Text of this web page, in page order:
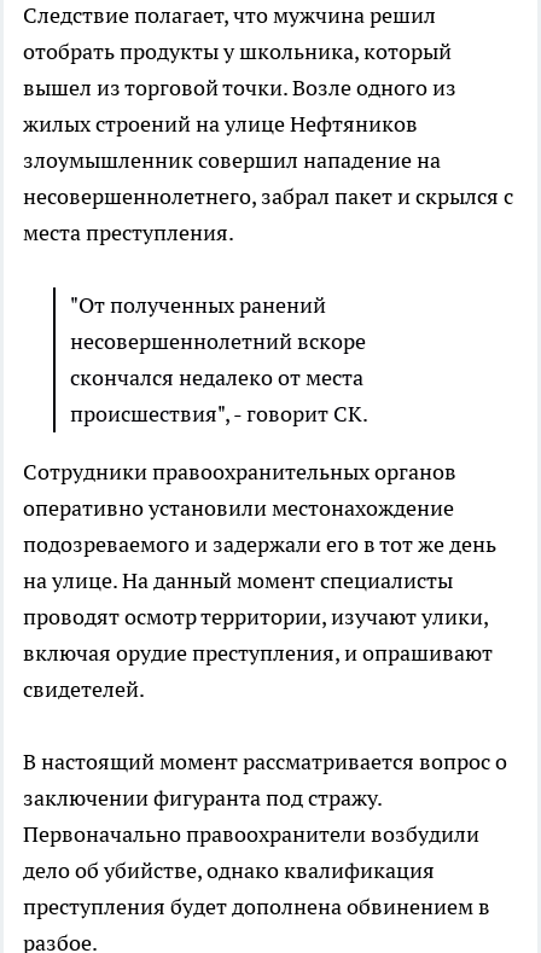
Следствие полагает, что мужчина решил
отобрать продукты у школьника, который
вышел из торговой точки. Возле одного из
жилых строений на улице Нефтяников
злоумышленник совершил нападение на
несовершеннолетнего, забрал пакет и скрылся с
места преступления.
"От полученных ранений
несовершеннолетний вскоре
скончался недалеко от места
происшествия", - говорит СК.
Сотрудники правоохранительных органов
оперативно установили местонахождение
подозреваемого и задержали его в тот же день
на улице. На данный момент специалисты
проводят осмотр территории, изучают улики,
включая орудие преступления, и опрашивают
свидетелей.
В настоящий момент рассматривается вопрос о
заключении фигуранта под стражу.
Первоначально правоохранители возбудили
дело об убийстве, однако квалификация
преступления будет дополнена обвинением в
разбое.